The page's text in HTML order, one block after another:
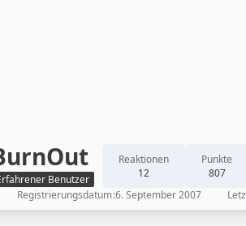
Benutzer
Reaktionen
12
Punkte
807
Registrierungsdatum 6. September 2007